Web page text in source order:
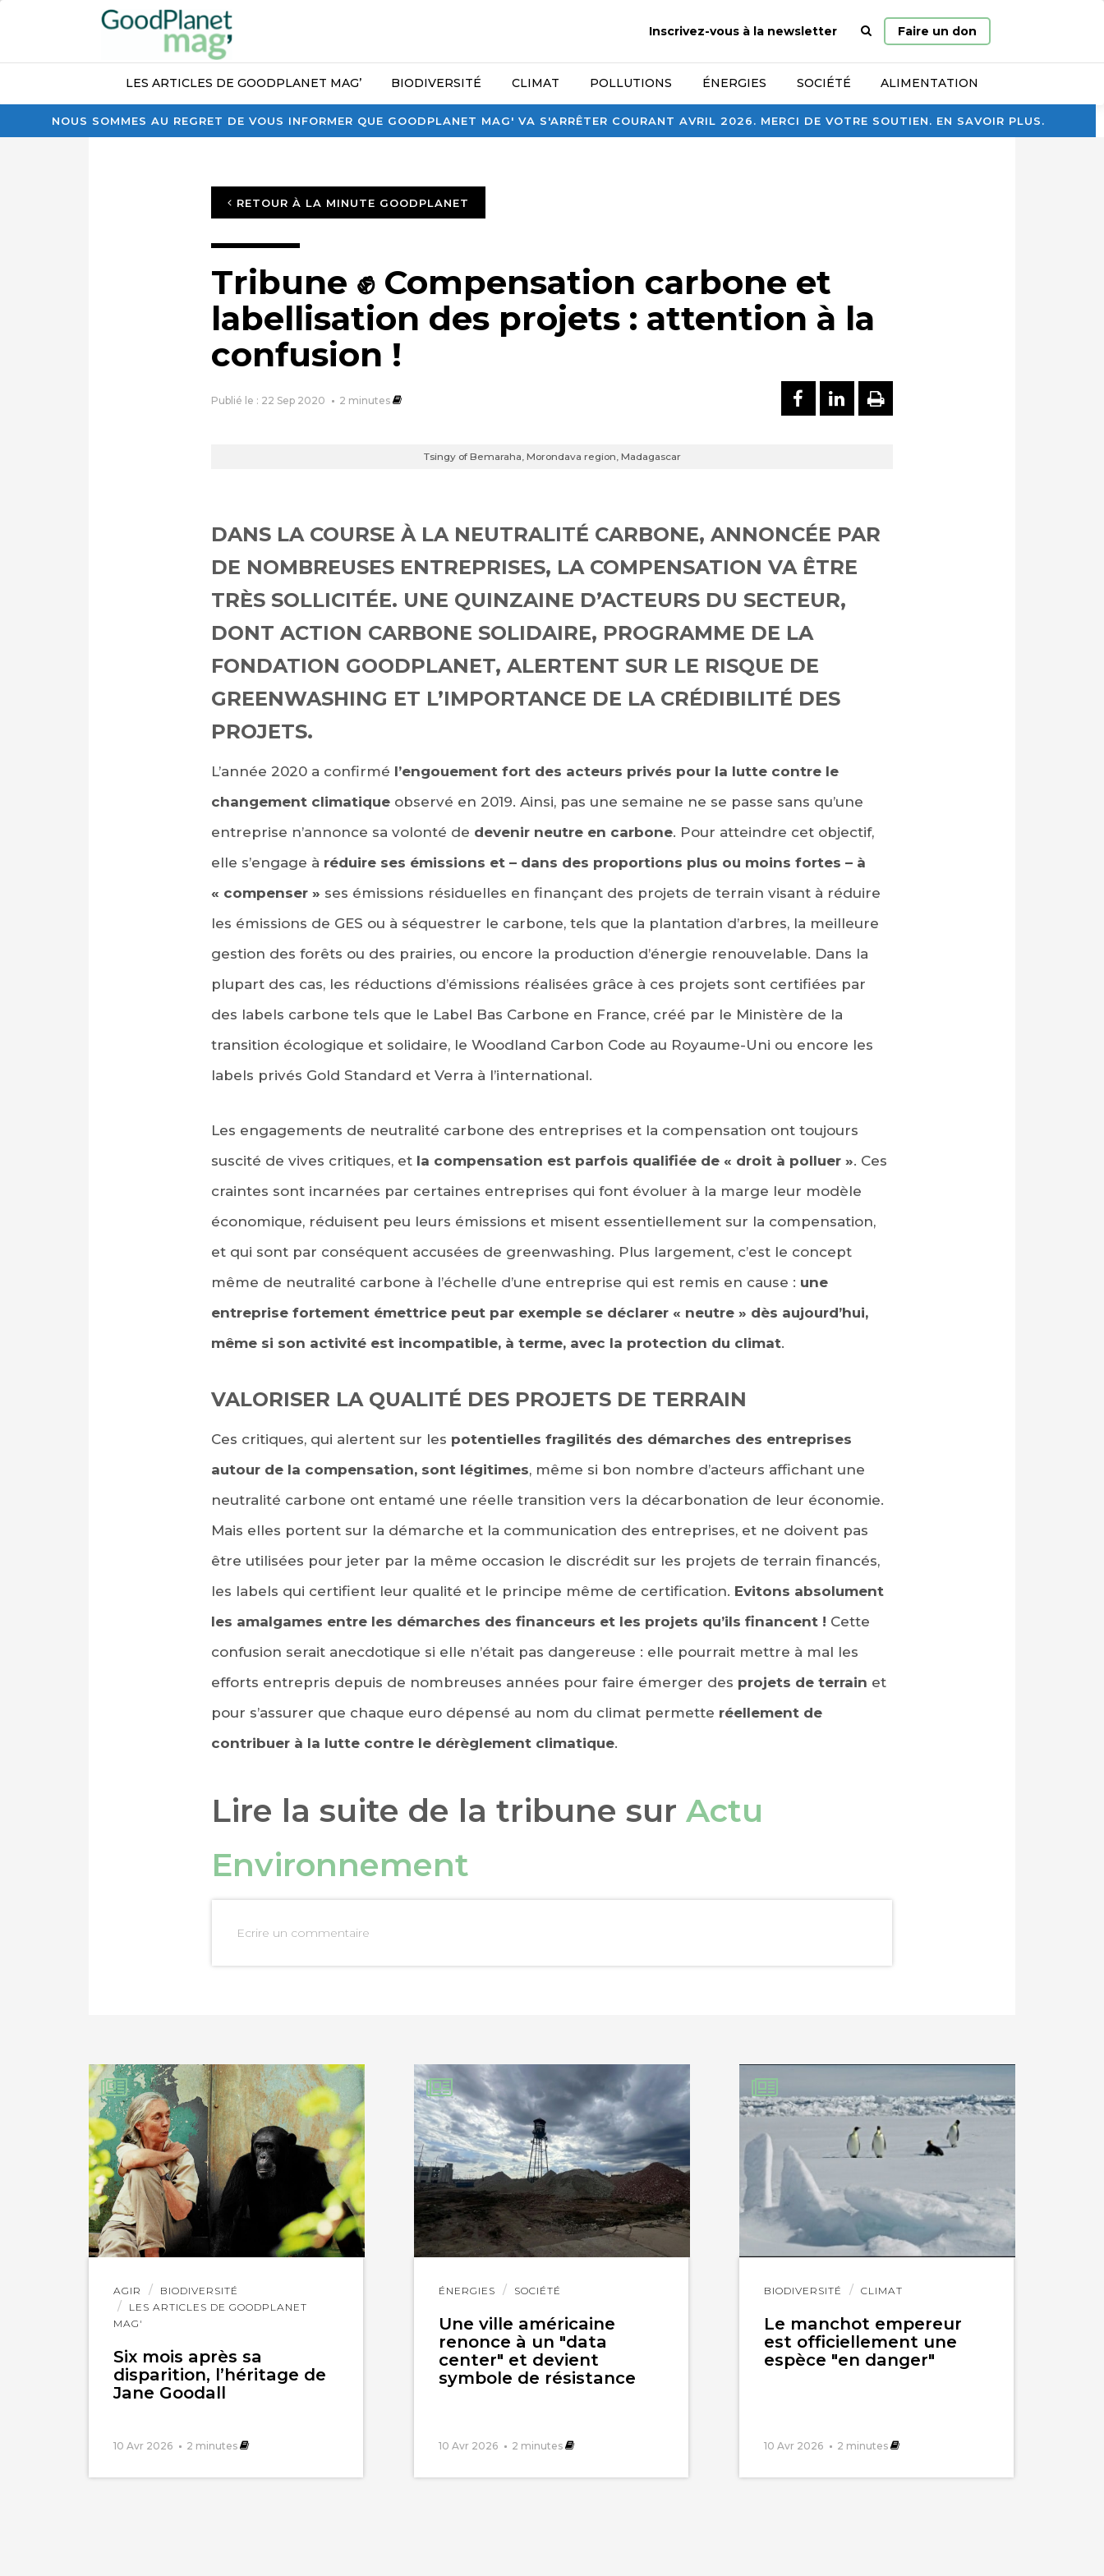
NOUS SOMMES AU REGRET DE VOUS INFORMER QUE GOODPLANET MAG' VA S'ARRÊTER COURANT AVRIL 2026. MERCI DE VOTRE SOUTIEN. EN SAVOIR PLUS.
Inscrivez-vous à la newsletter
Page
d’accueil
Faire un don
LES ARTICLES DE GOODPLANET MAG’ BIODIVERSITÉ CLIMAT POLLUTIONS ÉNERGIES SOCIÉTÉ ALIMENTATION
IMPRIMER
RETOUR À LA MINUTE GOODPLANET
Tribune ✊ Compensation carbone et
labellisation des projets : attention à la
confusion !
Publié le : 22 Sep 2020 2 minutes PARTAGER SUR FACEBOOK
PARTAGER SUR
IMPRIMER
Tsingy of Bemaraha, Morondava region, Madagascar
DANS LA COURSE À LA NEUTRALITÉ CARBONE, ANNONCÉE PAR
DE NOMBREUSES ENTREPRISES, LA COMPENSATION VA ÊTRE
TRÈS SOLLICITÉE. UNE QUINZAINE D’ACTEURS DU SECTEUR,
DONT ACTION CARBONE SOLIDAIRE, PROGRAMME DE LA
FONDATION GOODPLANET, ALERTENT SUR LE RISQUE DE
GREENWASHING ET L’IMPORTANCE DE LA CRÉDIBILITÉ DES
PROJETS.
L’année 2020 a confirmé l’engouement fort des acteurs privés pour la lutte contre le
changement climatiqueobservé en 2019. Ainsi, pas une semaine ne se passe sans qu’une
entreprise n’annonce sa volonté de devenir neutre en carbone. Pour atteindre cet objectif,
elle s’engage à réduire ses émissions et – dans des proportions plus ou moins fortes – à
« compenser » ses émissions résiduelles en finançant des projets de terrain visant à réduire
les émissions de GES ou à séquestrer le carbone, tels que la plantation d’arbres, la meilleure
gestion des forêts ou des prairies, ou encore la production d’énergie renouvelable. Dans la
plupart des cas, les réductions d’émissions réalisées grâce à ces projets sont certifiées par
des labels carbone tels que le Label Bas Carbone en France, créé par le Ministère de la
transition écologique et solidaire, le Woodland Carbon Code au Royaume-Uni ou encore les
labels privés Gold Standard et Verra à l’international.
Les engagements de neutralité carbone des entreprises et la compensation ont toujours
suscité de vives critiques, etla compensation est parfois qualifiée de « droit à polluer ». Ces
craintes sont incarnées par certaines entreprises qui font évoluer à la marge leur modèle
économique, réduisent peu leurs émissions et misent essentiellement sur la compensation,
et qui sont par conséquent accusées de greenwashing. Plus largement, c’est le concept
même de neutralité carbone à l’échelle d’une entreprise qui est remis en cause : une
entreprise fortement émettrice peut par exemple se déclarer « neutre » dès aujourd’hui,
même si son activité est incompatible, à terme, avec la protection du climat.
VALORISER LA QUALITÉ DES PROJETS DE TERRAIN
Ces critiques, qui alertent sur les potentielles fragilités des démarches des entreprises
autour de la compensation, sont légitimes, même si bon nombre d’acteurs affichant une
neutralité carbone ont entamé une réelle transition vers la décarbonation de leur économie.
Mais elles portent sur la démarche et la communication des entreprises, et ne doivent pas
être utilisées pour jeter par la même occasion le discrédit sur les projets de terrain financés,
les labels qui certifient leur qualité et le principe même de certification. Evitons absolument
les amalgames entre les démarches des financeurs et les projets qu’ils financent ! Cette
confusion serait anecdotique si elle n’était pas dangereuse : elle pourrait mettre à mal les
efforts entrepris depuis de nombreuses années pour faire émerger des projets de terrain et
pour s’assurer que chaque euro dépensé au nom du climat permette réellement de
contribuer à la lutte contre le dérèglement climatique.
Lire la suite de la tribune sur Actu
Environnement
Ecrire un commentaire
AGIR
BIODIVERSITÉ
LES ARTICLES DE GOODPLANET
MAG'
Six mois après sa
disparition, l’héritage de
Jane Goodall
10 Avr 2026 2 minutes
Lire
l'article
ÉNERGIES SOCIÉTÉ
Une ville américaine
renonce à un "data
center" et devient
symbole de résistance
10 Avr 2026 2 minutes
Lire
BIODIVERSITÉ CLIMAT
Le manchot empereur
est officiellement une
espèce "en danger"
10 Avr 2026 2 minutes
Lire